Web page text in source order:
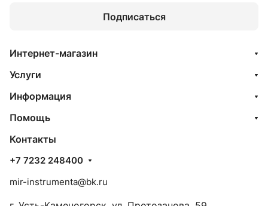
Подписаться
Интернет-магазин
Услуги
Информация
Помощь
Контакты
+7 7232 248400
mir-instrumenta@bk.ru